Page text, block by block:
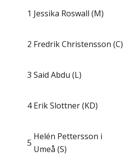
1 Jessika Roswall (M)
2 Fredrik Christensson (C)
3 Said Abdu (L)
4 Erik Slottner (KD)
5
Helén Pettersson i
Umeå (S)